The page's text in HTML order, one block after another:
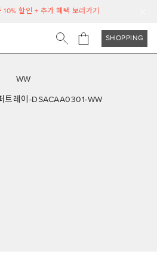
할인 + 추가 혜택 보러가기
SHOPPING
WW